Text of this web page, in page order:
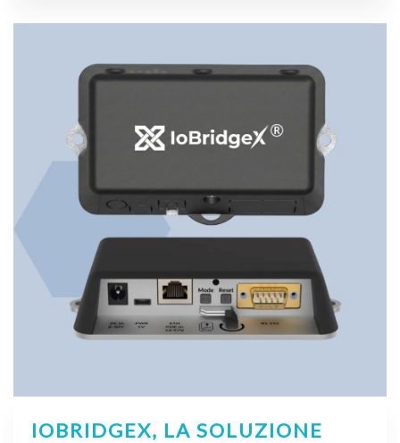
IOBRIDGEX, LA SOLUZIONE